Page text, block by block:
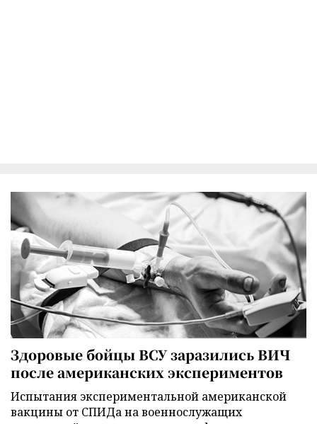
Здоровые бойцы ВСУ заразились ВИЧ
после американских экспериментов
Испытания экспериментальной американской
вакцины от СПИДа на военнослужащих